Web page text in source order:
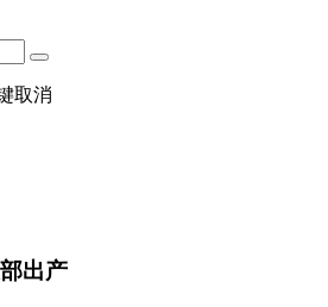
取消
出产